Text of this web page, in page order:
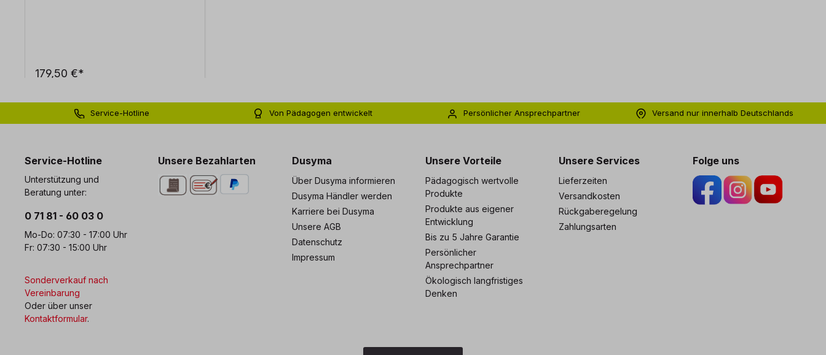
179,50 €*
Service-Hotline
Von Pädagogen entwickelt
Persönlicher Ansprechpartner
Versand nur innerhalb Deutschlands
Service-Hotline
Unterstützung und
Beratung unter:
0 71 81 - 60 03 0
Mo-Do: 07:30 - 17:00 Uhr
Fr: 07:30 - 15:00 Uhr
Sonderverkauf nach
Vereinbarung
Oder über unser
Kontaktformular.
Unsere Bezahlarten Dusyma
Über Dusyma informieren
Dusyma Händler werden
Karriere bei Dusyma
Unsere AGB
Datenschutz
Impressum
Unsere Vorteile
Pädagogisch wertvolle
Produkte
Produkte aus eigener
Entwicklung
Bis zu 5 Jahre Garantie
Persönlicher
Ansprechpartner
Ökologisch langfristiges
Denken
Unsere Services
Lieferzeiten
Versandkosten
Rückgaberegelung
Zahlungsarten
Folge uns